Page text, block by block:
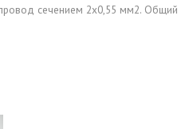
сечением 2х0,55 мм2. Общий